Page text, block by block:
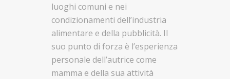
luoghi comuni e nei
condizionamenti dell’industria
alimentare e della pubblicità. Il
suo punto di forza è l’esperienza
personale dell’autrice come
mamma e della sua attività